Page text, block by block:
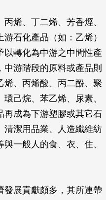
烯、丁二烯、芳香烴、
石化產品（如：乙烯）
以轉化為中游之中間性產
游階段的原料或產品則
烯、丙烯酸、丙二酚、聚
己烷、苯乙烯、尿素、
再成為下游塑膠或其它石
清潔用品業、人造纖維紡
一般人的食、衣、住、
發展貢獻頗多，其所連帶